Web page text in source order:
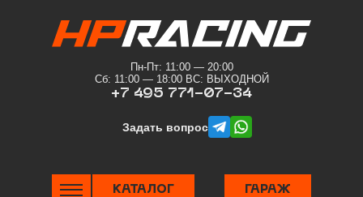
Пн-Пт: 11:00 — 20:00
Сб: 11:00 — 18:00 ВС: ВЫХОДНОЙ
+7 495 771-07-34
Задать вопросtelegramwhatsapp
КАТАЛОГ ГАРАЖ